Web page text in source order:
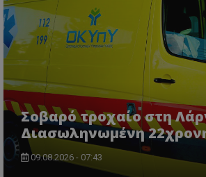
Σοβαρό τροχαίο στη
Διασωληνωμένη
09.08.2026 - 07:43
ASP.NET_SessionId